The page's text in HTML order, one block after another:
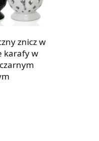
znicz w
karafy w